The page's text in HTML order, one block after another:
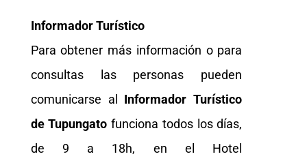
Informador Turístico
Para obtener más información o para
consultas las personas pueden
comunicarse al Informador Turístico
de Tupungatofunciona todos los días,
de 9 a 18h, en el Hotel